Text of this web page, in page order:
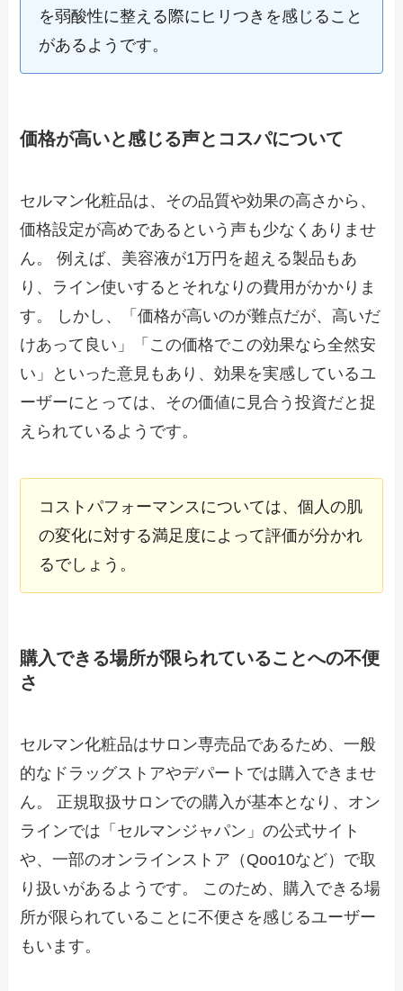
を弱酸性に整える際にヒリつきを感じること
があるようです。
価格が高いと感じる声とコスパについて
セルマン化粧品は、その品質や効果の高さから、
価格設定が高めであるという声も少なくありませ
ん。 例えば、美容液が1万円を超える製品もあ
り、ライン使いするとそれなりの費用がかかりま
す。 しかし、「価格が高いのが難点だが、高いだ
けあって良い」「この価格でこの効果なら全然安
い」といった意見もあり、効果を実感しているユ
ーザーにとっては、その価値に見合う投資だと捉
えられているようです。
コストパフォーマンスについては、個人の肌
の変化に対する満足度によって評価が分かれ
るでしょう。
購入できる場所が限られていることへの不便
さ
セルマン化粧品はサロン専売品であるため、一般
的なドラッグストアやデパートでは購入できませ
ん。 正規取扱サロンでの購入が基本となり、オン
ラインでは「セルマンジャパン」の公式サイト
や、一部のオンラインストア（Qoo10など）で取
り扱いがあるようです。 このため、購入できる場
所が限られていることに不便さを感じるユーザー
もいます。